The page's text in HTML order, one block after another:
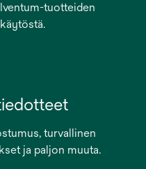
tuotteiden
turvallinen
ja paljon muuta.